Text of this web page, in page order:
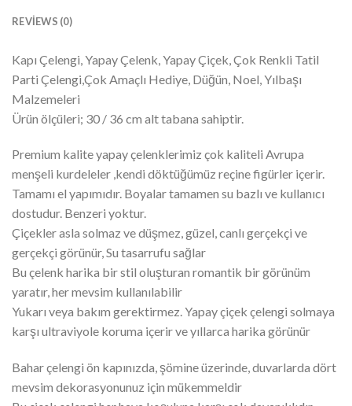
REVIEWS (0)
Kapı Çelengi, Yapay Çelenk, Yapay Çiçek, Çok Renkli Tatil
Parti Çelengi,Çok Amaçlı Hediye, Düğün, Noel, Yılbaşı
Malzemeleri
Ürün ölçüleri; 30 / 36 cm alt tabana sahiptir.
Premium kalite yapay çelenklerimiz çok kaliteli Avrupa
menşeli kurdeleler ,kendi döktüğümüz reçine figürler içerir.
Tamamı el yapımıdır. Boyalar tamamen su bazlı ve kullanıcı
dostudur. Benzeri yoktur.
Çiçekler asla solmaz ve düşmez, güzel, canlı gerçekçi ve
gerçekçi görünür, Su tasarrufu sağlar
Bu çelenk harika bir stil oluşturan romantik bir görünüm
yaratır, her mevsim kullanılabilir
Yukarı veya bakım gerektirmez. Yapay çiçek çelengi solmaya
karşı ultraviyole koruma içerir ve yıllarca harika görünür
Bahar çelengi ön kapınızda, şömine üzerinde, duvarlarda dört
mevsim dekorasyonunuz için mükemmeldir